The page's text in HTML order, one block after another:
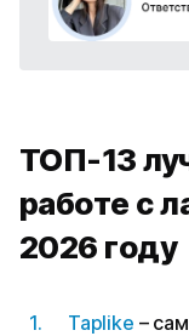
ТОП-13
работе с
2026 году
Taplike –